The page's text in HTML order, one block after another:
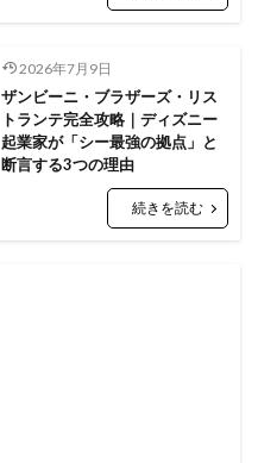
2026年7月9日
ザンビーニ・ブラザーズ・リス
トランテ完全攻略｜ディズニー
起業家が「シー最強の拠点」と
断言する3つの理由
続きを読む